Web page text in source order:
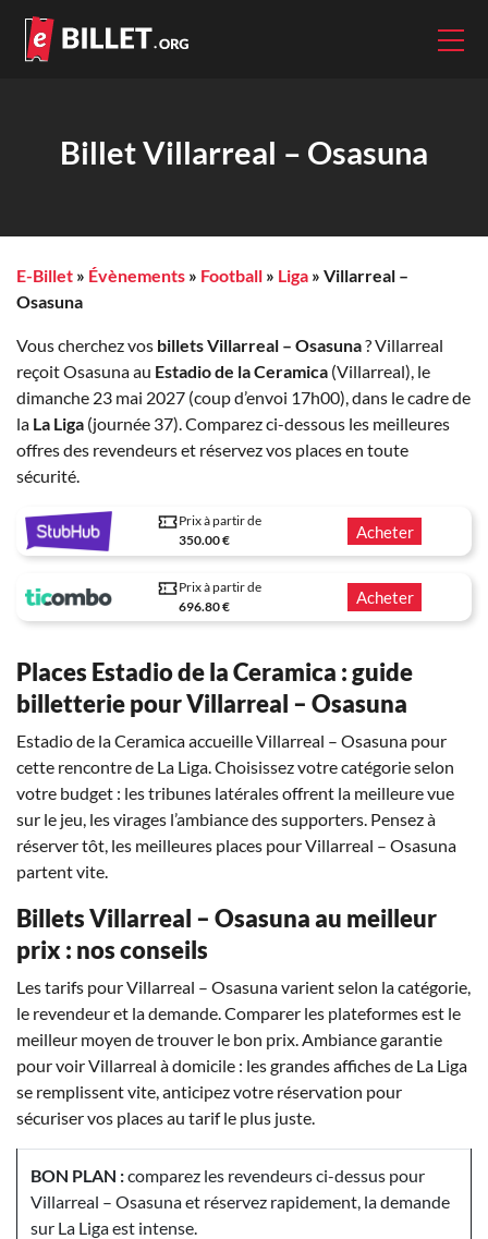
Billet Villarreal – Osasuna
E-Billet » Évènements » Football » Liga » Villarreal –
Osasuna
Vous cherchez vos billets Villarreal – Osasuna? Villarreal
reçoit Osasuna au Estadio de la Ceramica (Villarreal), le
dimanche 23 mai 2027 (coup d’envoi 17h00), dans le cadre de
la La Liga (journée 37). Comparez ci-dessous les meilleures
offres des revendeurs et réservez vos places en toute
sécurité.
Prix à partir de
350.00 €
Acheter
Prix à partir de
696.80 €
Acheter
Places Estadio de la Ceramica : guide
billetterie pour Villarreal – Osasuna
Estadio de la Ceramica accueille Villarreal – Osasuna pour
cette rencontre de La Liga. Choisissez votre catégorie selon
votre budget : les tribunes latérales offrent la meilleure vue
sur le jeu, les virages l’ambiance des supporters. Pensez à
réserver tôt, les meilleures places pour Villarreal – Osasuna
partent vite.
Billets Villarreal – Osasuna au meilleur
prix : nos conseils
Les tarifs pour Villarreal – Osasuna varient selon la catégorie,
le revendeur et la demande. Comparer les plateformes est le
meilleur moyen de trouver le bon prix. Ambiance garantie
pour voir Villarreal à domicile : les grandes affiches de La Liga
se remplissent vite, anticipez votre réservation pour
sécuriser vos places au tarif le plus juste.
BON PLAN :comparez les revendeurs ci-dessus pour
Villarreal – Osasuna et réservez rapidement, la demande
sur La Liga est intense.